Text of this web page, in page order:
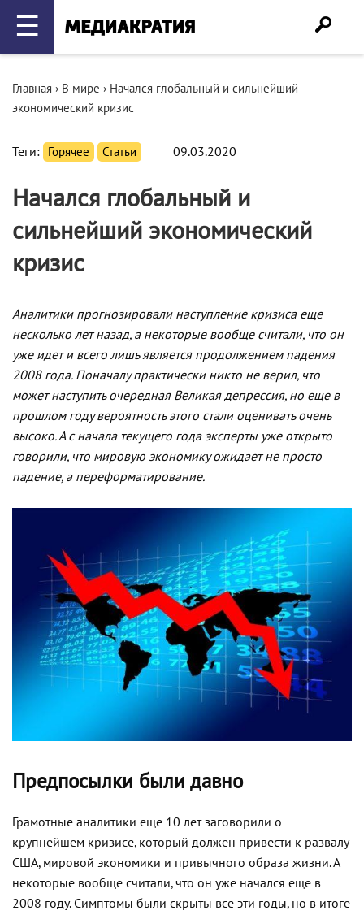
☰
Главная › В мире › Начался глобальный и сильнейший
экономический кризис
Теги: Горячее Статьи 09.03.2020
Начался глобальный и
сильнейший экономический
кризис
Аналитики прогнозировали наступление кризиса еще
несколько лет назад, а некоторые вообще считали, что он
уже идет и всего лишь является продолжением падения
2008 года. Поначалу практически никто не верил, что
может наступить очередная Великая депрессия, но еще в
прошлом году вероятность этого стали оценивать очень
высоко. А с начала текущего года эксперты уже открыто
говорили, что мировую экономику ожидает не просто
падение, а переформатирование.
Предпосылки были давно
Грамотные аналитики еще 10 лет заговорили о
крупнейшем кризисе, который должен привести к развалу
США, мировой экономики и привычного образа жизни. А
некоторые вообще считали, что он уже начался еще в
2008 году. Симптомы были скрыты все эти годы, но в итоге